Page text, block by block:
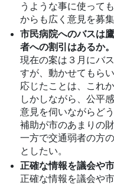
うような事に使って
からも広く意見を募
市民病院へのバスは
者への割引はあるか。
現在の案は３月にバ
すが、動かせてもら
応じたことは、これ
しかしながら、公平
意見を伺いながらど
補助が市のあまりの
一方で交通弱者の方
としたい。
正確な情報を議会や
正確な情報を議会や